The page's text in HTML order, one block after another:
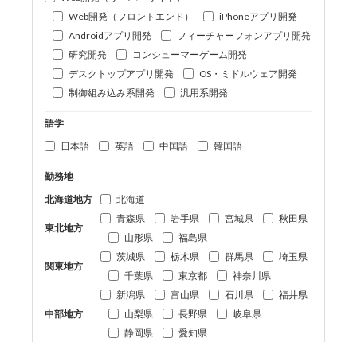
Web開発（フロントエンド）
iPhoneアプリ開発
Androidアプリ開発
フィーチャーフォンアプリ開発
研究開発
コンシューマーゲーム開発
デスクトップアプリ開発
OS・ミドルウェア開発
制御組み込み系開発
汎用系開発
語学
日本語
英語 中国語 韓国語
勤務地
北海道地方
北海道
東北地方
青森県 岩手県 宮城県
秋田県
山形県
福島県
関東地方
茨城県 栃木県 群馬県
埼玉県
千葉県
東京都 神奈川県
中部地方
新潟県 富山県 石川県
福井県
山梨県
長野県
岐阜県
静岡県
愛知県